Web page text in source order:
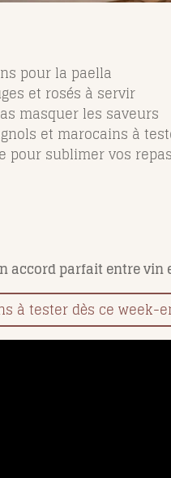
pour la paella
et rosés à servir
masquer les saveurs
et marocains à
pour sublimer vos
accord parfait entre vin
à tester dès ce week-